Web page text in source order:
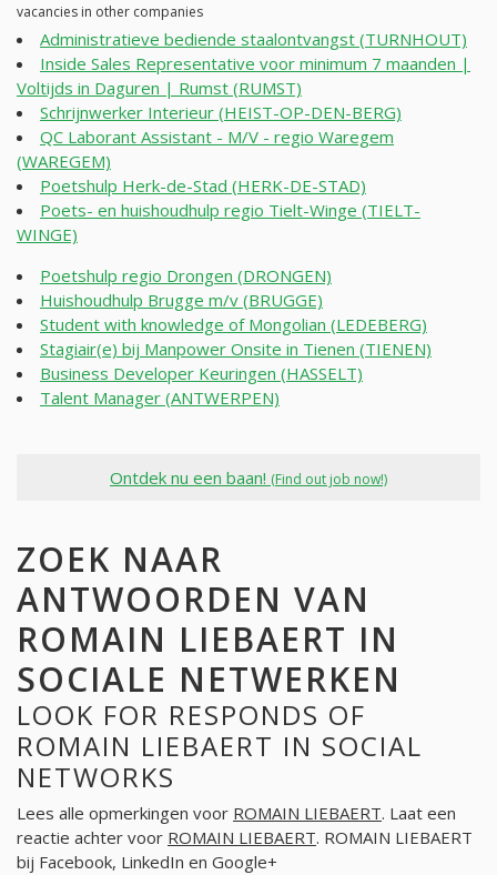
vacancies in other companies
Administratieve bediende staalontvangst (TURNHOUT)
Inside Sales Representative voor minimum 7 maanden |
Voltijds in Daguren | Rumst (RUMST)
Schrijnwerker Interieur (HEIST-OP-DEN-BERG)
QC Laborant Assistant - M/V - regio Waregem
(WAREGEM)
Poetshulp Herk-de-Stad (HERK-DE-STAD)
Poets- en huishoudhulp regio Tielt-Winge (TIELT-
WINGE)
Poetshulp regio Drongen (DRONGEN)
Huishoudhulp Brugge m/v (BRUGGE)
Student with knowledge of Mongolian (LEDEBERG)
Stagiair(e) bij Manpower Onsite in Tienen (TIENEN)
Business Developer Keuringen (HASSELT)
Talent Manager (ANTWERPEN)
Ontdek nu een baan! (Find out job now!)
ZOEK NAAR
ANTWOORDEN VAN
ROMAIN LIEBAERT IN
SOCIALE NETWERKEN
LOOK FOR RESPONDS OF
ROMAIN LIEBAERT IN SOCIAL
NETWORKS
Lees alle opmerkingen voor ROMAIN LIEBAERT. Laat een
reactie achter voor ROMAIN LIEBAERT. ROMAIN LIEBAERT
bij Facebook, LinkedIn en Google+